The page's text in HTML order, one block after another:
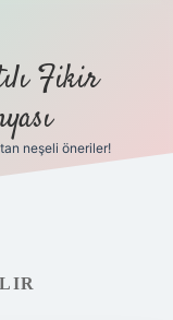
Fikir
neşeli öneriler!